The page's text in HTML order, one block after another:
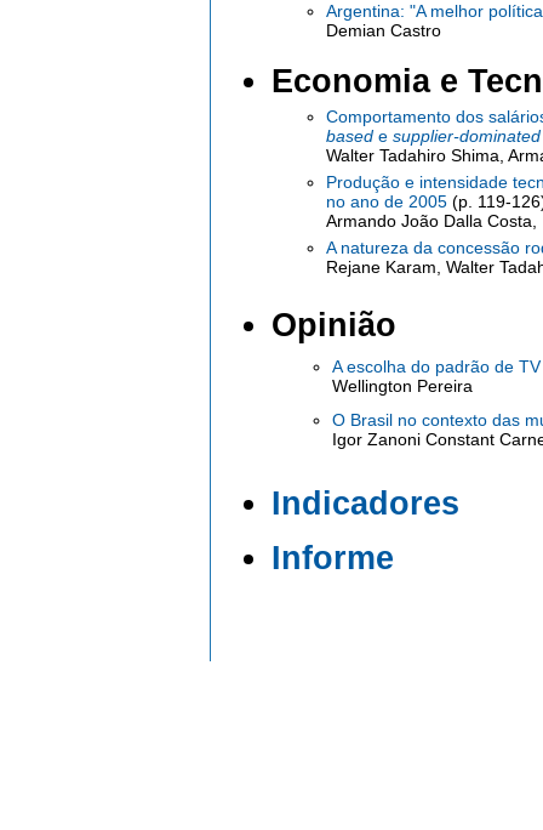
Argentina: "A melhor
Demian Castro
Economia e
Comportamento dos
based e supplier-dominated
Walter Tadahiro Shima,
Produção e intensidade
no ano de 2005 (p. 119-
Armando João Dalla
A natureza da concessão
Rejane Karam, Walter
Opinião
A escolha do padrão de
Wellington Pereira
O Brasil no contexto das
Igor Zanoni Constant
Indicadores
Informe